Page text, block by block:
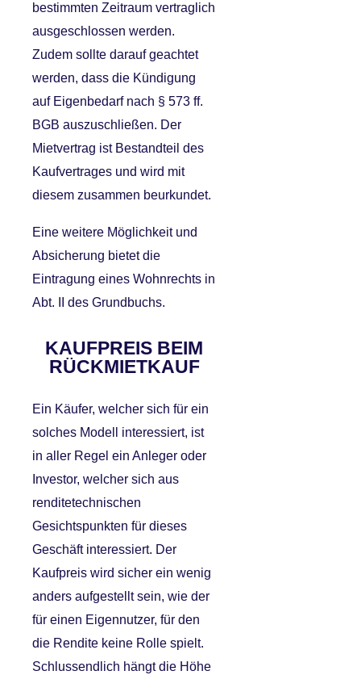
bestimmten Zeitraum vertraglich
ausgeschlossen werden.
Zudem sollte darauf geachtet
werden, dass die Kündigung
auf Eigenbedarf nach § 573 ff.
BGB auszuschließen. Der
Mietvertrag ist Bestandteil des
Kaufvertrages und wird mit
diesem zusammen beurkundet.
Eine weitere Möglichkeit und
Absicherung bietet die
Eintragung eines Wohnrechts in
Abt. II des Grundbuchs.
KAUFPREIS BEIM
RÜCKMIETKAUF
Ein Käufer, welcher sich für ein
solches Modell interessiert, ist
in aller Regel ein Anleger oder
Investor, welcher sich aus
renditetechnischen
Gesichtspunkten für dieses
Geschäft interessiert. Der
Kaufpreis wird sicher ein wenig
anders aufgestellt sein, wie der
für einen Eigennutzer, für den
die Rendite keine Rolle spielt.
Schlussendlich hängt die Höhe